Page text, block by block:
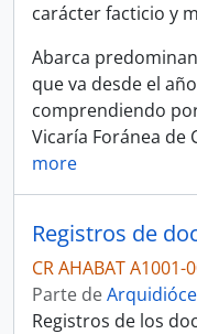
carácter facticio y
Abarca
que va desde el
comprendiendo
Vicaría Foránea
more
Registros de
CR AHABAT A1001-
Parte de
Registros de los